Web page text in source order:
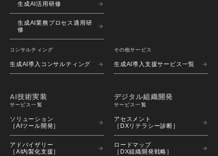
生成AI活用研修
生成AI業務プロセス適用研
修
コンサルティング
生成AI導入コンサルティング
その他サービス
生成AI導入支援サービス一覧
AI技術実装
サービス一覧
ソリューション
［AIツール開発］
アドバイザリー
［AI内製化支援］
デジタル組織開発
サービス一覧
アセスメント
［DXリテラシー診断］
ロードマップ
［DX組織開発戦略］